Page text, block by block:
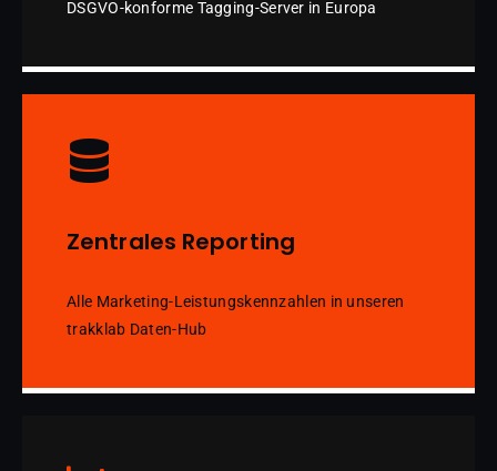
DSGVO-konforme Tagging-Server in Europa
Zentrales Reporting
Alle Marketing-Leistungskennzahlen in unseren
trakklab Daten-Hub